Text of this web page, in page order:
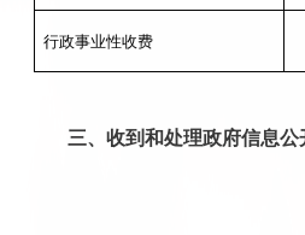
行政事业性收费
三、收到和处理政府信息公